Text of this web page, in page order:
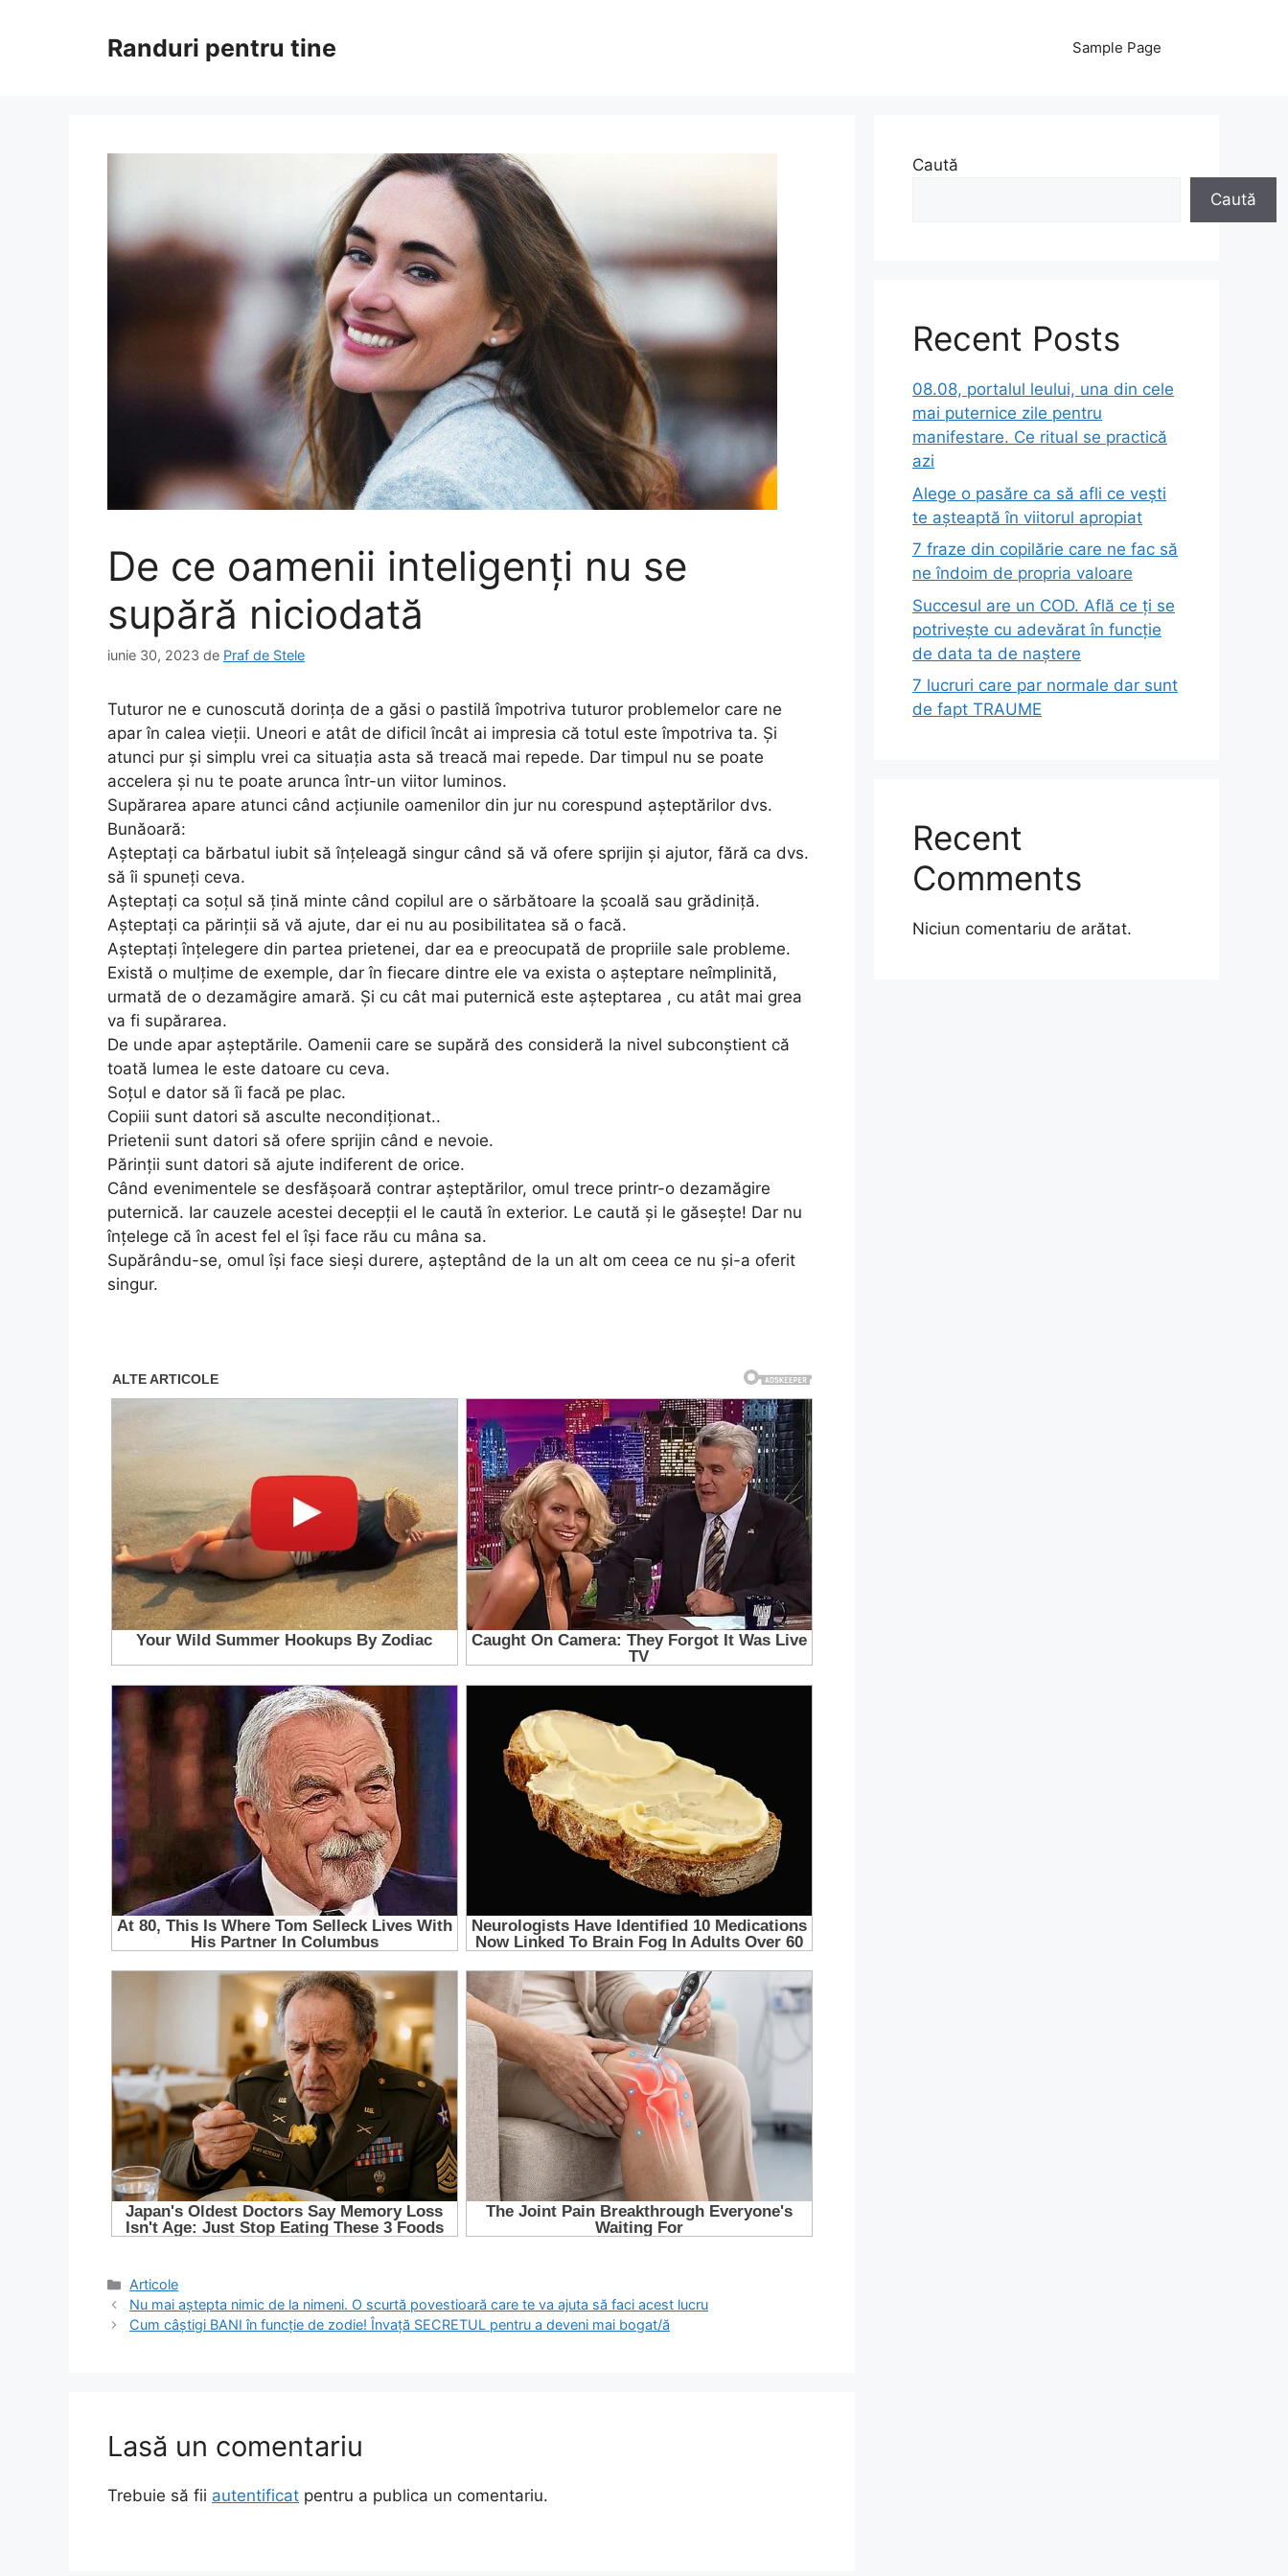
Randuri pentru tine Sample Page
De ce oamenii inteligenți nu se
supără niciodată
iunie 30, 2023 de Praf de Stele
Tuturor ne e cunoscută dorința de a găsi o pastilă împotriva tuturor problemelor care ne
apar în calea vieții. Uneori e atât de dificil încât ai impresia că totul este împotriva ta. Și
atunci pur și simplu vrei ca situația asta să treacă mai repede. Dar timpul nu se poate
accelera și nu te poate arunca într-un viitor luminos.
Supărarea apare atunci când acțiunile oamenilor din jur nu corespund așteptărilor dvs.
Bunăoară:
Așteptați ca bărbatul iubit să înțeleagă singur când să vă ofere sprijin și ajutor, fără ca dvs.
să îi spuneți ceva.
Așteptați ca soțul să țină minte când copilul are o sărbătoare la școală sau grădiniță.
Așteptați ca părinții să vă ajute, dar ei nu au posibilitatea să o facă.
Așteptați înțelegere din partea prietenei, dar ea e preocupată de propriile sale probleme.
Există o mulțime de exemple, dar în fiecare dintre ele va exista o așteptare neîmplinită,
urmată de o dezamăgire amară. Și cu cât mai puternică este așteptarea , cu atât mai grea
va fi supărarea.
De unde apar așteptările. Oamenii care se supără des consideră la nivel subconștient că
toată lumea le este datoare cu ceva.
Soțul e dator să îi facă pe plac.
Copiii sunt datori să asculte necondiționat..
Prietenii sunt datori să ofere sprijin când e nevoie.
Părinții sunt datori să ajute indiferent de orice.
Când evenimentele se desfășoară contrar așteptărilor, omul trece printr-o dezamăgire
puternică. Iar cauzele acestei decepții el le caută în exterior. Le caută și le găsește! Dar nu
înțelege că în acest fel el își face rău cu mâna sa.
Supărându-se, omul își face sieși durere, așteptând de la un alt om ceea ce nu și-a oferit
singur.
Categorii
Articole
Nu mai aștepta nimic de la nimeni. O scurtă povestioară care te va ajuta să faci acest lucru
Cum câștigi BANI în funcție de zodie! Învață SECRETUL pentru a deveni mai bogat/ă
Lasă un comentariu
Trebuie să fii autentificat pentru a publica un comentariu.
Caută
Caută
Recent Posts
08.08, portalul leului, una din cele
mai puternice zile pentru
manifestare. Ce ritual se practică
azi
Alege o pasăre ca să afli ce vești
te așteaptă în viitorul apropiat
7 fraze din copilărie care ne fac să
ne îndoim de propria valoare
Succesul are un COD. Află ce ți se
potrivește cu adevărat în funcție
de data ta de naștere
7 lucruri care par normale dar sunt
de fapt TRAUME
Recent
Comments
Niciun comentariu de arătat.